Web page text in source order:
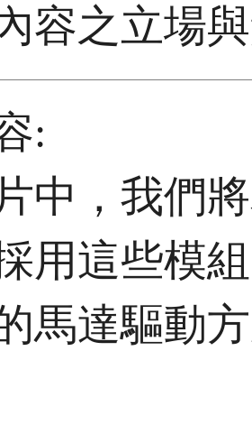
容之立場
:
中，我們
用這些模
馬達驅動